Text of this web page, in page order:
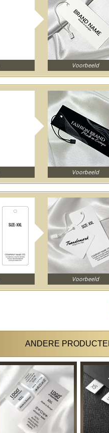
Voorbeeld
Voorbeeld
Voorbeeld
ANDERE